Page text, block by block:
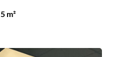
m²